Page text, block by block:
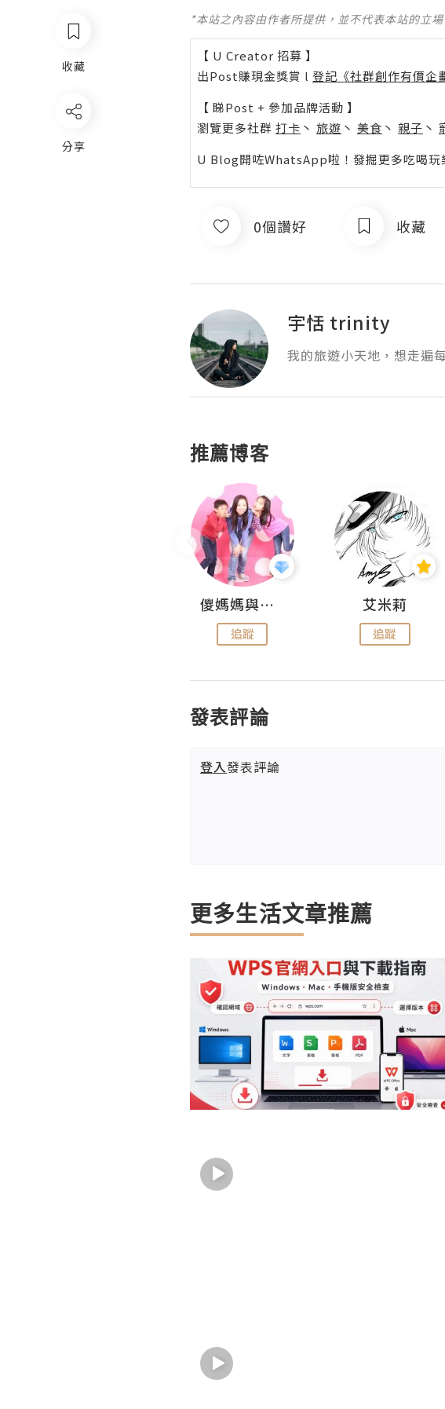
收藏
分享
*本站之內容由作者所提供，並不代表本站的立
【 U Creator 招募 】
出Post賺現金獎賞 l 登記《社群創作有價企
【 睇Post + 參加品牌活動 】
瀏覽更多社群 打卡 丶 旅遊 丶 美食 丶 親子 丶
U Blog開咗WhatsApp啦！發掘更多吃喝玩
0個讚好 收藏
宇恬 trinity
我的旅遊小天地，想走遍
推薦博客
儍媽媽與兩隻小魔怪之家
追蹤
艾米莉
追蹤
發表評論
登入發表評論
更多生活文章推薦